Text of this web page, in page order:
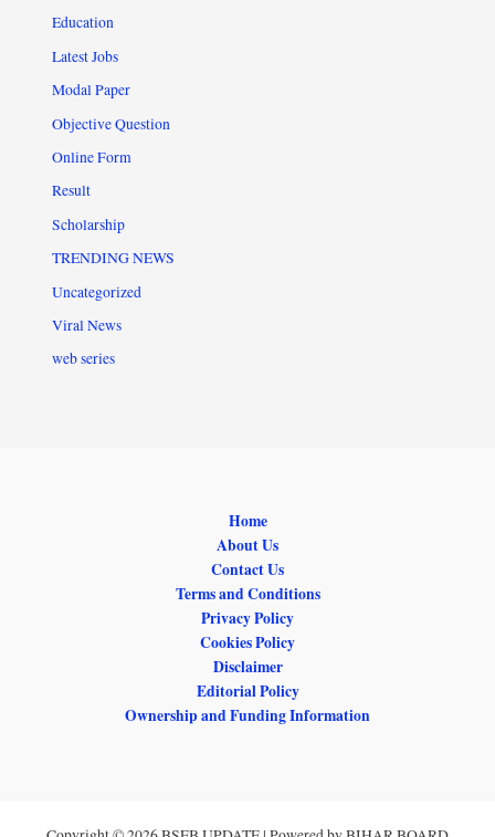
Education
Latest Jobs
Modal Paper
Objective Question
Online Form
Result
Scholarship
TRENDING NEWS
Uncategorized
Viral News
web series
Home
About Us
Contact Us
Terms and Conditions
Privacy Policy
Cookies Policy
Disclaimer
Editorial Policy
Ownership and Funding Information